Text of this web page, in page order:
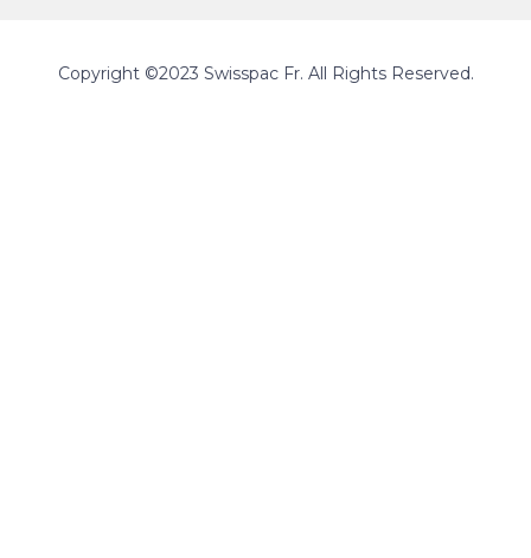
Copyright ©2023 Swisspac Fr. All Rights Reserved.